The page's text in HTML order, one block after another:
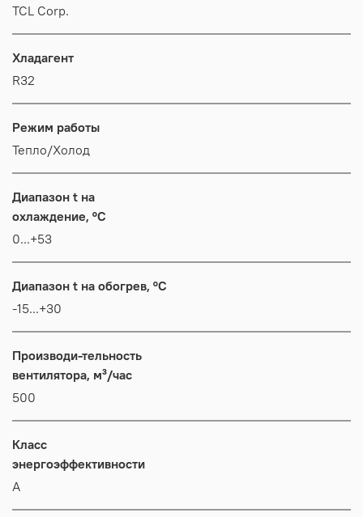
TCL Corp.
Хладагент
R32
Режим работы
Тепло/Холод
Диапазон t на
охлаждение, °C
0...+53
Диапазон t на обогрев, °C
-15...+30
Производи-тельность
вентилятора, м³/час
500
Класс
энергоэффективности
А